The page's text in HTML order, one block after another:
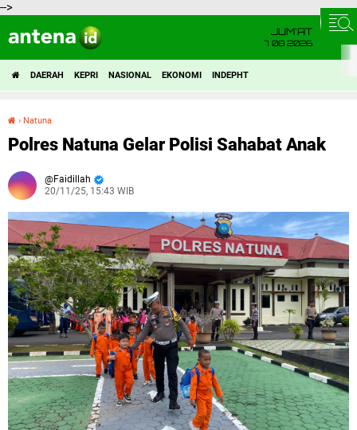
-->
JUM'AT
7 08 2026
DAERAH KEPRI NASIONAL EKONOMI INDEPHT
› Natuna
Polres Natuna Gelar Polisi Sahabat Anak
Faidillah
20/11/25, 15:43 WIB